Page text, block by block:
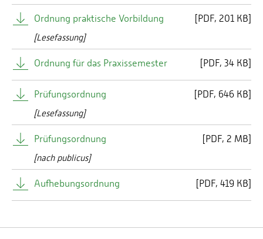
Ansprechpartner:
Herr Alexander Kohn
Abteilungsleiter Personal & Recht
Kilianstraße 9
Kontakt: a.kohn@stadtwerke-kh.de
Website: www.stadtwerke-kh.de
VSE Gruppe
Ordnung praktische Vorbildung [PDF 201 KB]
[Lesefassung]
Ordnung für das Praxissemester [PDF 34 KB]
Prüfungsordnung [PDF 646 KB]
[Lesefassung]
Prüfungsordnung [PDF 2 MB]
[nach publicus]
Aufhebungsordnung [PDF 419 KB]